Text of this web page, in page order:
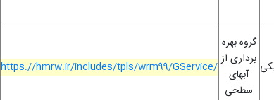
https://hmrw.ir/includes/tpls/wrm99/GService/
گروه بهره
برداری از
آبهای
سطحی